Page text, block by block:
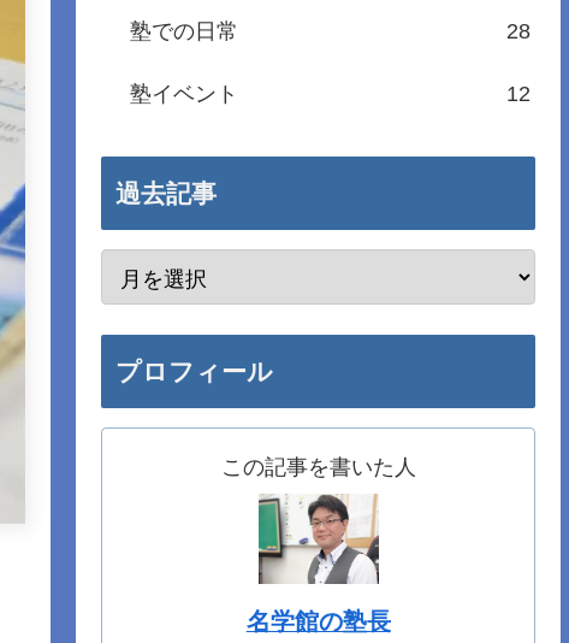
塾での日常 28
塾イベント 12
過去記事
プロフィール
この記事を書いた人
名学館の塾長